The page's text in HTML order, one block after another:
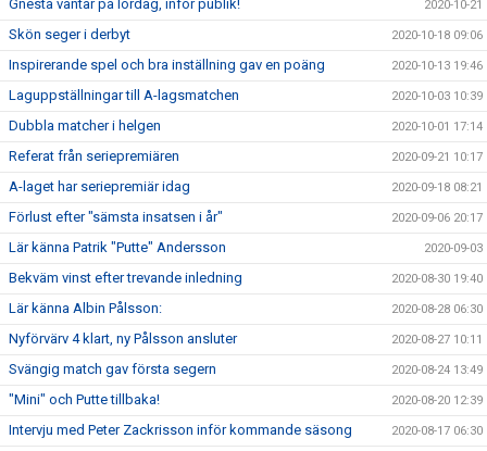
Gnesta väntar på lördag, inför publik! 2020-10-21
Skön seger i derbyt 2020-10-18 09:06
Inspirerande spel och bra inställning gav en poäng 2020-10-13 19:46
Laguppställningar till A-lagsmatchen 2020-10-03 10:39
Dubbla matcher i helgen 2020-10-01 17:14
Referat från seriepremiären 2020-09-21 10:17
A-laget har seriepremiär idag 2020-09-18 08:21
Förlust efter "sämsta insatsen i år" 2020-09-06 20:17
Lär känna Patrik "Putte" Andersson 2020-09-03
Bekväm vinst efter trevande inledning 2020-08-30 19:40
Lär känna Albin Pålsson: 2020-08-28 06:30
Nyförvärv 4 klart, ny Pålsson ansluter 2020-08-27 10:11
Svängig match gav första segern 2020-08-24 13:49
"Mini" och Putte tillbaka! 2020-08-20 12:39
Intervju med Peter Zackrisson inför kommande säsong 2020-08-17 06:30